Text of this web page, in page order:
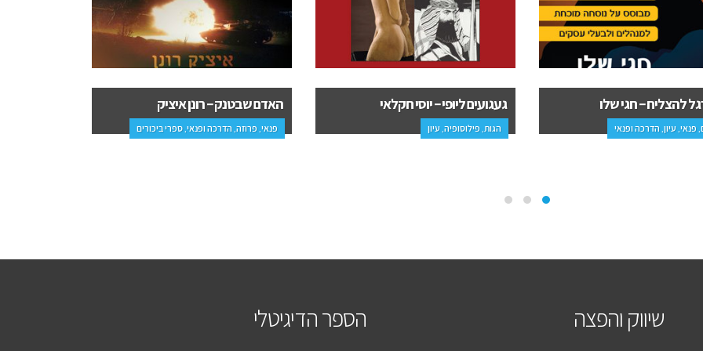
ליופי – יוסי חקלאי
עיון
האדם שבטנק – רונן איציק
פנאי, פרוזה, הדרכה ופנאי, ספרי ביכורים
חיובית – סיפורה של נשאית HIV –
מירי קנבסקי
פנאי, עיון, בריאות, הדרכה ופנאי
שיווק והפצה הספר הדיגיטלי